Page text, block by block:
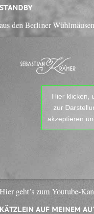
STANDBY
aus den Berliner
Hier klicken,
zur
akzeptieren
Hier geht’s zum Youtube-
KÄTZLEIN AUF MEINEM